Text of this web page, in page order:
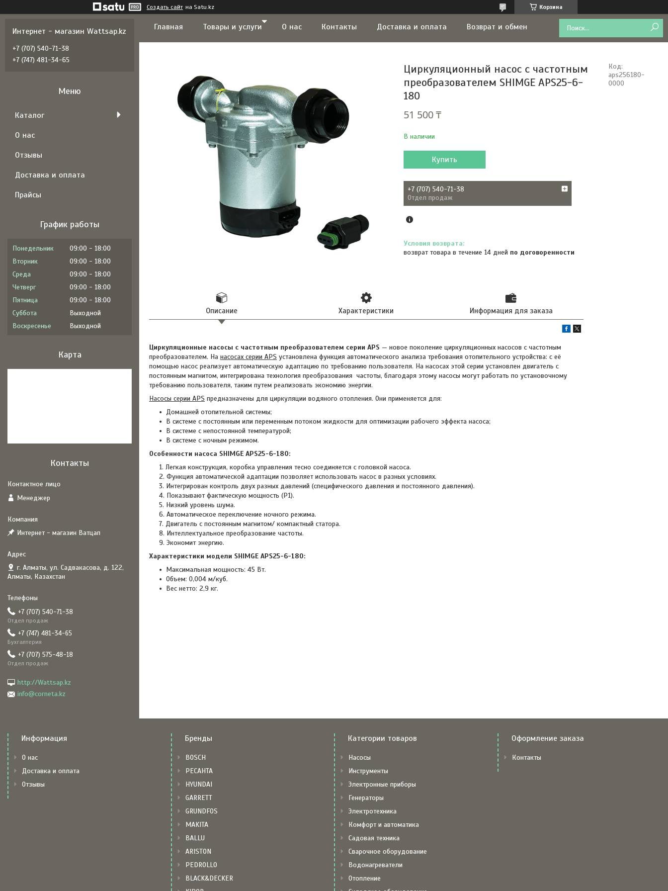
Создать сайт на Satu.kz Корзина
Главная Товары и услуги О нас Контакты Доставка и оплата Возврат и обмен
Циркуляционный насос с частотным
преобразователем SHIMGE APS25-6-
180
51 500 ₸
В наличии
Код:
aps256180-
0000
Купить
+7 (707) 540-71-38
Отдел продаж
возврат товара в течение 14 дней по договоренности
Описание Характеристики Информация для заказа
Циркуляционные насосы с частотным преобразователем серии APS — новое поколение циркуляционных насосов с частотным
преобразователем. На насосах серии APS установлена функция автоматического анализа требования отопительного устройства: с её
помощью насос реализует автоматическую адаптацию по требованию пользователя. Ha насосах этой серии установлен двигатель с
постоянным магнитом, интегрирована технология преобразования частоты, благодаря этому насосы могут работать по установочному
требованию пользователя, таким путем реализовать экономию энергии.
Насосы серии APS предназначены для циркуляции водяного отопления. Они применяется для:
Домашней отопительной системы;
В системе с постоянным или переменным потоком жидкости для оптимизации рабочего эффекта насоса;
В системе с непостоянной температурой;
В системе с ночным режимом.
Особенности насоса SHIMGE APS25-6-180:
Легкая конструкция, коробка управления тесно соединяется с головкой насоса.
Функция автоматической адаптации позволяет использовать насос в разных условиях.
Интегрирован контроль двух разных давлений (специфического давления и постоянного давления).
Показывают фактическую мощность (P1).
Низкий уровень шума.
Автоматическое переключение ночного режима.
Двигатель с постоянным магнитом/ компактный статора.
Интеллектуальное преобразование частоты.
Экономит энергию.
Характеристики модели SHIMGE APS25-6-180:
Максимальная мощность: 45 Вт.
Объем: 0,004 м/куб.
Вес нетто: 2,9 кг.
Интернет - магазин Wattsap.kz
+7 (707) 540-71-38
+7 (747) 481-34-65
Каталог
О нас
Отзывы
Доставка и оплата
Прайсы
График работы
Понедельник 09:00
18:00
Вторник
09:00
18:00
Среда
09:00
18:00
Четверг
09:00
18:00
Пятница
09:00
18:00
Суббота
Выходной
Воскресенье
Выходной
Карта
Контакты
Менеджер
Интернет - магазин Ватцап
г. Алматы, ул. Садвакасова, д. 122,
Алматы, Казахстан
+7 (707) 540-71-38
Отдел продаж
+7 (747) 481-34-65
Бухгалтерия
+7 (707) 575-48-18
Отдел продаж
http://Wattsap.kz
info@corneta.kz
Информация
О нас
Доставка и оплата
Отзывы
Бренды
BOSCH
РЕСАНТА
HYUNDAI
GARRETT
GRUNDFOS
MAKITA
BALLU
ARISTON
PEDROLLO
BLACK&DECKER
Категории товаров
Насосы
Инструменты
Электронные приборы
Генераторы
Электротехника
Комфорт и автоматика
Садовая техника
Сварочное оборудование
Водонагреватели
Отопление
Оформление заказа
Контакты